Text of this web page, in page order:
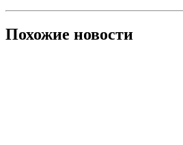
Похожие новости